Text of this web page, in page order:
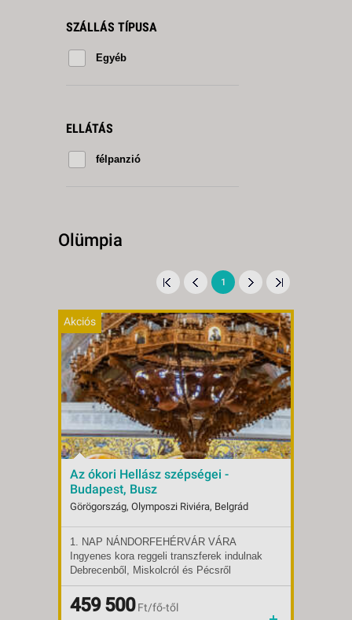
SZÁLLÁS TÍPUSA
Egyéb
ELLÁTÁS
félpanzió
Olümpia
1
Akciós
Az ókori Hellász szépségei -
Budapest, Busz
Görögország, Olymposzi Riviéra, Belgrád
Indulások:
2026.09.10-tól
Időpontok:
1 db
Ellátás:
félpanzió
Típus:
Klasszikus körutazás
Szállás:
Egyéb
Utazás:
autóbusszal
1. NAP NÁNDORFEHÉRVÁR VÁRA
Ingyenes kora reggeli transzferek indulnak
Debrecenből, Miskolcról és Pécsről
Budapestre. Mindkét útvonalon további
felszállási lehetőségeket biztosítunk. A
főváros után az M5-ös autópályán haladunk
459 500Ft/fő-től